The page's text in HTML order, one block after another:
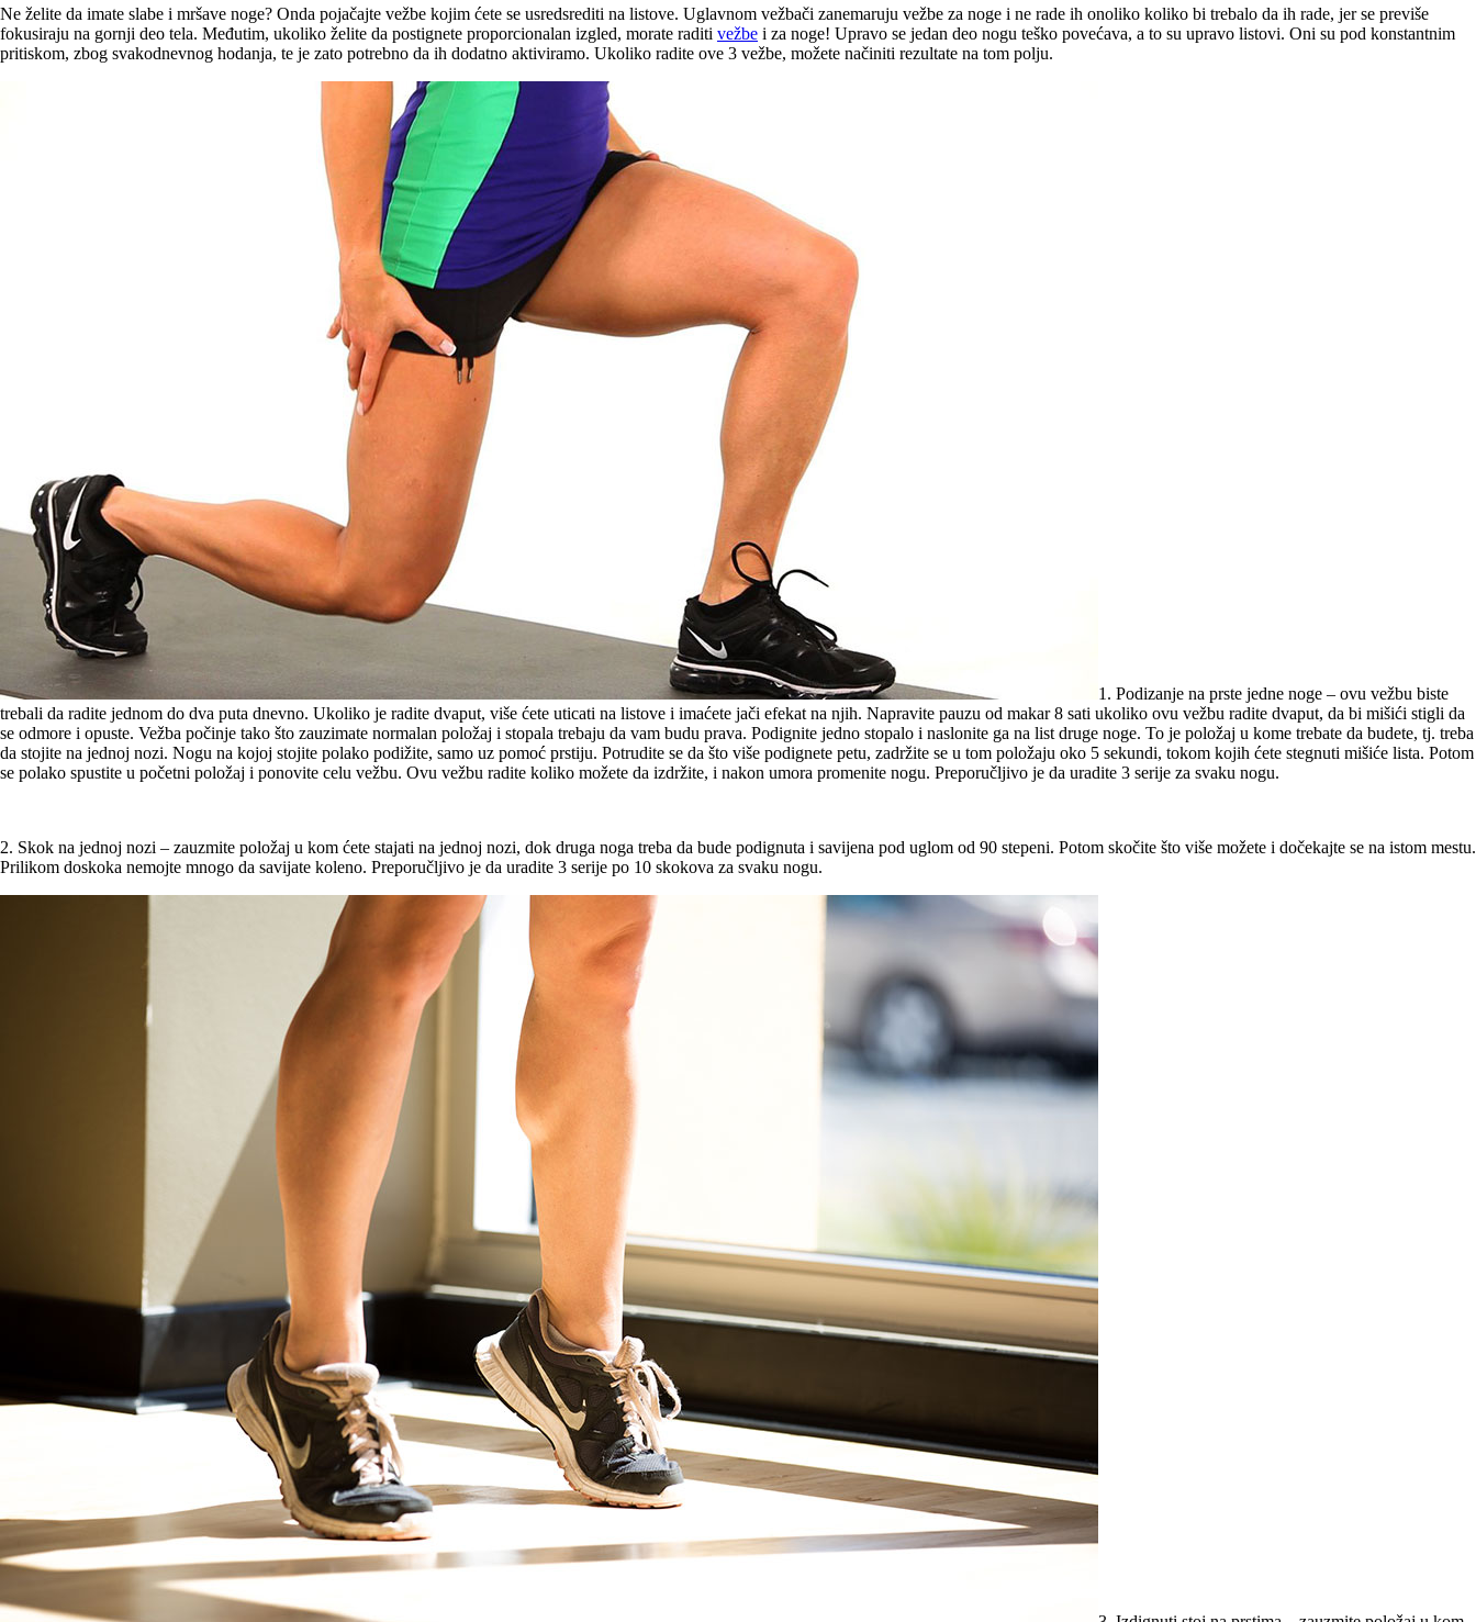
Ne želite da imate slabe i mršave noge? Onda pojačajte vežbe kojim ćete se usredsrediti na listove. Uglavnom vežbači zanemaruju vežbe za noge i ne rade ih onoliko koliko bi trebalo da ih rade, jer se previše
fokusiraju na gornji deo tela. Međutim, ukoliko želite da postignete proporcionalan izgled, morate raditi vežbe i za noge! Upravo se jedan deo nogu teško povećava, a to su upravo listovi. Oni su pod konstantnim
pritiskom, zbog svakodnevnog hodanja, te je zato potrebno da ih dodatno aktiviramo. Ukoliko radite ove 3 vežbe, možete načiniti rezultate na tom polju.
1. Podizanje na prste jedne noge – ovu vežbu biste
trebali da radite jednom do dva puta dnevno. Ukoliko je radite dvaput, više ćete uticati na listove i imaćete jači efekat na njih. Napravite pauzu od makar 8 sati ukoliko ovu vežbu radite dvaput, da bi mišići stigli da
se odmore i opuste. Vežba počinje tako što zauzimate normalan položaj i stopala trebaju da vam budu prava. Podignite jedno stopalo i naslonite ga na list druge noge. To je položaj u kome trebate da budete, tj. treba
da stojite na jednoj nozi. Nogu na kojoj stojite polako podižite, samo uz pomoć prstiju. Potrudite se da što više podignete petu, zadržite se u tom položaju oko 5 sekundi, tokom kojih ćete stegnuti mišiće lista. Potom
se polako spustite u početni položaj i ponovite celu vežbu. Ovu vežbu radite koliko možete da izdržite, i nakon umora promenite nogu. Preporučljivo je da uradite 3 serije za svaku nogu.
2. Skok na jednoj nozi – zauzmite položaj u kom ćete stajati na jednoj nozi, dok druga noga treba da bude podignuta i savijena pod uglom od 90 stepeni. Potom skočite što više možete i dočekajte se na istom mestu.
Prilikom doskoka nemojte mnogo da savijate koleno. Preporučljivo je da uradite 3 serije po 10 skokova za svaku nogu.